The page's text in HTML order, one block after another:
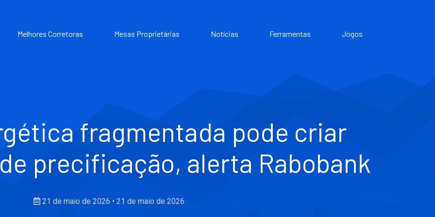
Melhores Corretoras Mesas Proprietárias Notícias Ferramentas Jogos
fragmentada pode criar
precificação, alerta Rabobank
21 de maio de 2026 • 21 de maio de 2026